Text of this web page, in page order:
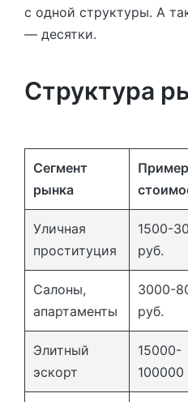
с одной структуры. А
— десятки.
Структура
Сегмент
рынка
Уличная
проституция
1500-
руб.
Салоны,
апартаменты
3000-
руб.
Элитный
эскорт
15000-
100000